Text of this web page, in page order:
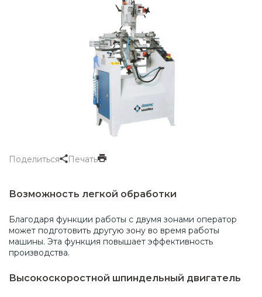
Поделиться Печать
Возможность легкой обработки
Благодаря функции работы с двумя зонами оператор
может подготовить другую зону во время работы
машины. Эта функция повышает эффективность
производства.
Высокоскоростной шпиндельный двигатель